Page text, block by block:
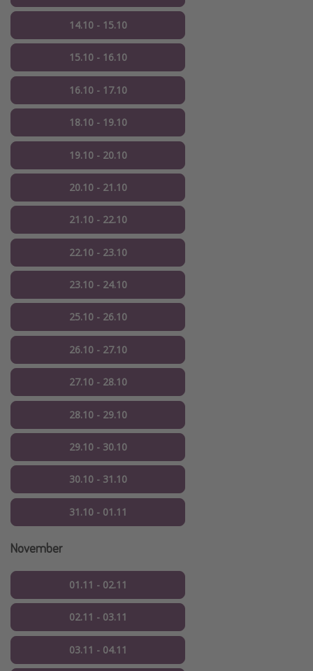
14.10 - 15.10
15.10 - 16.10
16.10 - 17.10
18.10 - 19.10
19.10 - 20.10
20.10 - 21.10
21.10 - 22.10
22.10 - 23.10
23.10 - 24.10
25.10 - 26.10
26.10 - 27.10
27.10 - 28.10
28.10 - 29.10
29.10 - 30.10
30.10 - 31.10
31.10 - 01.11
November
01.11 - 02.11
02.11 - 03.11
03.11 - 04.11